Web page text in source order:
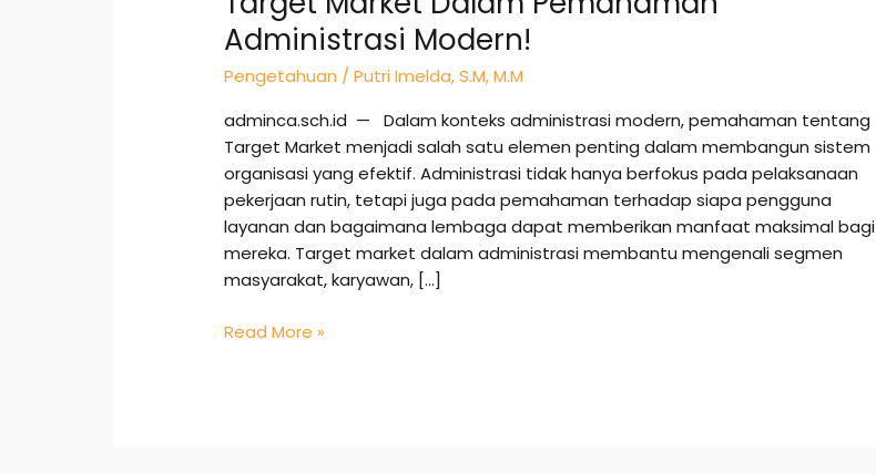
Administrasi Modern!
Pengetahuan /Putri Imelda, S.M, M.M
adminca.sch.id — Dalam konteks administrasi modern, pemahaman tentang
Target Market menjadi salah satu elemen penting dalam membangun sistem
organisasi yang efektif. Administrasi tidak hanya berfokus pada pelaksanaan
pekerjaan rutin, tetapi juga pada pemahaman terhadap siapa pengguna
layanan dan bagaimana lembaga dapat memberikan manfaat maksimal bagi
mereka. Target market dalam administrasi membantu mengenali segmen
masyarakat, karyawan, […]
Read More »